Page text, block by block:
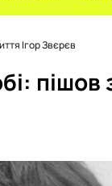
Ігор Звєрєв
пішов